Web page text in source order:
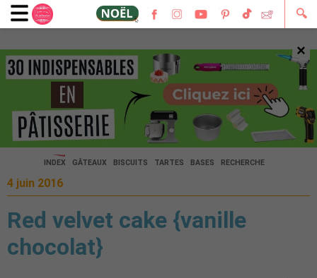
🔍
×
🔍
INDEX GÂTEAUX BISCUITS TARTES BASES RECHERCHE
4 juin 2016
Red velvet cake {vanille
chocolat}